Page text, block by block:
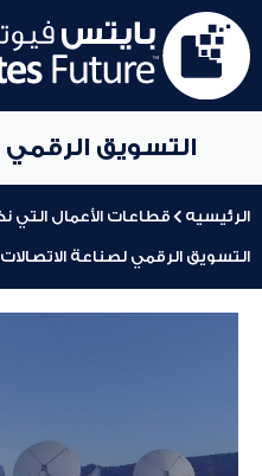
التسويق الرقمي
الرئيسيه قطاعات الأعمال التي
التسويق الرقمي لصناعة الاتصالات